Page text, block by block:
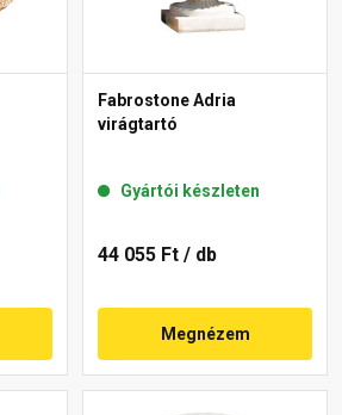
Fabrostone Adria
virágtartó
Gyártói készleten
44 055 Ft / db
Megnézem